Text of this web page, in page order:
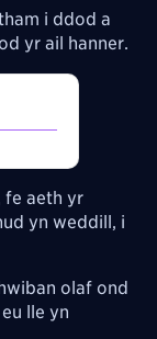
i ddod a
yr ail hanner.
fe aeth yr
yn weddill, i
olaf ond
lle yn